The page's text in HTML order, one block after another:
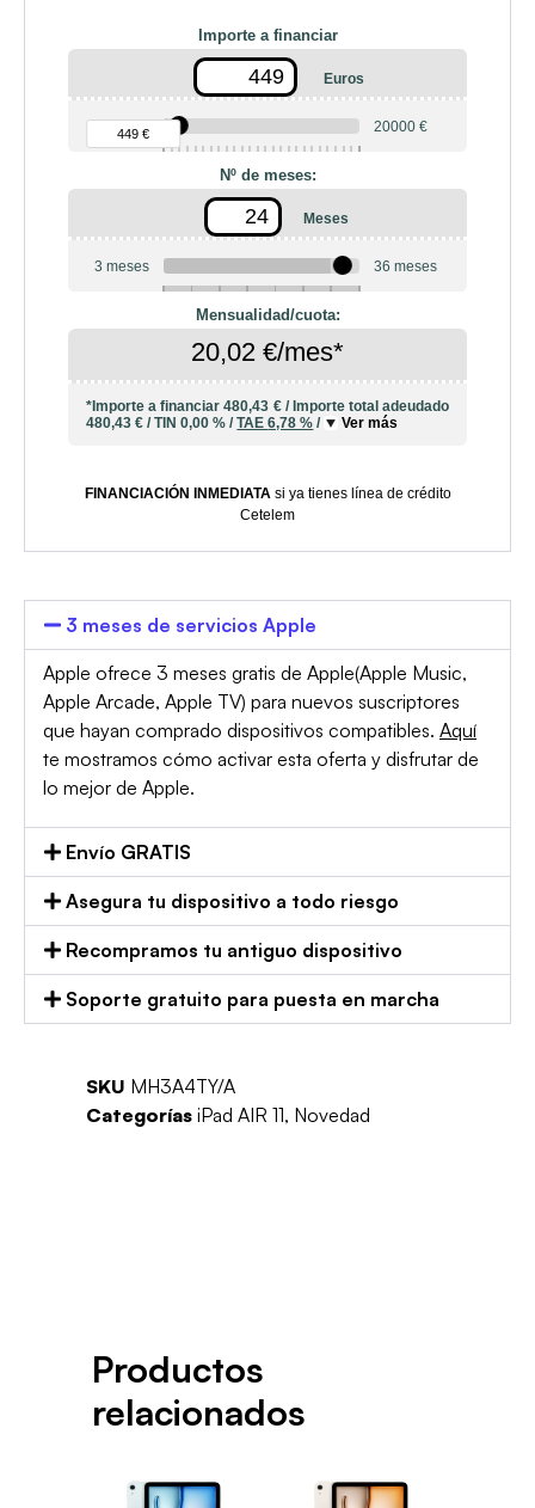
Importe a financiar
Euros
90 €
449 € 20000 €
Nº de meses:
Meses
3 meses 36 meses
Mensualidad/cuota:
20,02 €/mes*
*Importe a financiar480,43 € /Importe total adeudado
480,43 € /TIN0,00 % /TAE6,78 % / Ver más
FINANCIACIÓN INMEDIATAsi ya tienes línea de crédito
Cetelem
3 meses de servicios Apple
Apple ofrece 3 meses gratis de Apple(Apple Music,
Apple Arcade, Apple TV) para nuevos suscriptores
que hayan comprado dispositivos compatibles. Aquí
te mostramos cómo activar esta oferta y disfrutar de
lo mejor de Apple.
Envío GRATIS
Asegura tu dispositivo a todo riesgo
Recompramos tu antiguo dispositivo
Soporte gratuito para puesta en marcha
SKU MH3A4TY/A
Categorías iPad AIR 11, Novedad
Productos
relacionados